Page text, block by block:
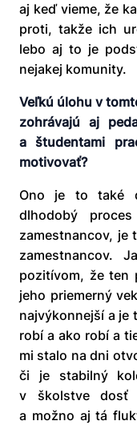
aj keď vieme, že
proti, takže ich
lebo aj to je
nejakej komunity.
Veľkú úlohu v
zohrávajú aj
a študentami
motivovať?
Ono je to také
dlhodobý
zamestnancov, je
zamestnancov.
pozitívom, že ten
jeho priemerný
najvýkonnejší a je
robí a ako robí a
mi stalo na dni
či je stabilný
v školstve dosť
a možno aj tá